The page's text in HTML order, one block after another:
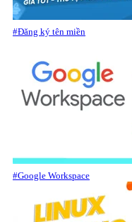
#Đăng ký tên miền
#Google Workspace